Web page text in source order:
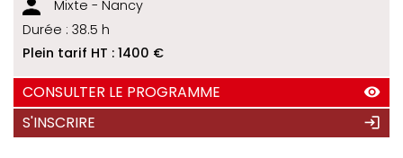
Mixte - Nancy
Durée : 38.5 h
Plein tarif HT : 1400 €
CONSULTER LE PROGRAMME
S'INSCRIRE